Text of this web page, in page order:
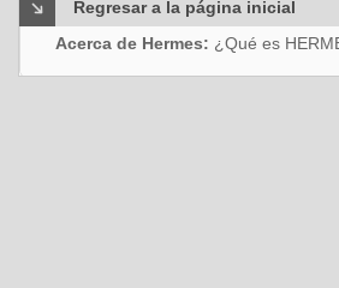
Regresar a la página inicial
Acerca de Hermes: ¿Qué es